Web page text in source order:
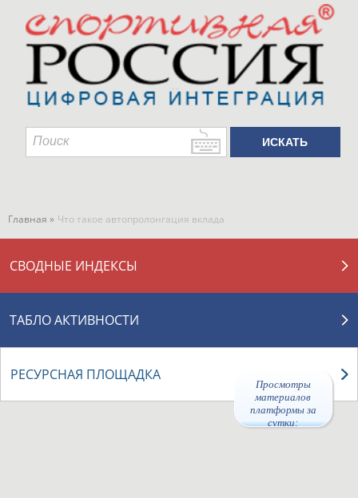
Просмотры
материалов
платформы за
сутки:
Главная » Что такое автопролонгация вклада
СВОДНЫЕ ИНДЕКСЫ
ТАБЛО АКТИВНОСТИ
РЕСУРСНАЯ ПЛОЩАДКА